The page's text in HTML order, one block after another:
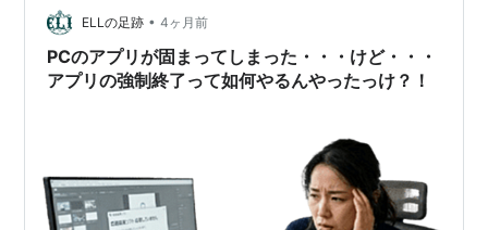
終了です。 【脱脂】 脱脂はいつものパーツクリーナーで
す。…
ELLの足跡 • 4ヶ月前
PCのアプリが固まってしまった・・・けど・・・
アプリの強制終了って如何やるんやったっけ？！